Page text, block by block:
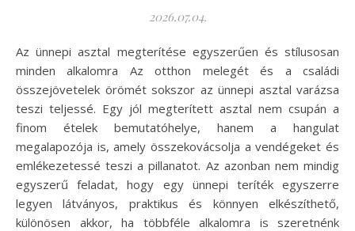
2026.07.04.
Az ünnepi asztal megterítése egyszerűen és stílusosan
minden alkalomra Az otthon melegét és a családi
összejövetelek örömét sokszor az ünnepi asztal varázsa
teszi teljessé. Egy jól megterített asztal nem csupán a
finom ételek bemutatóhelye, hanem a hangulat
megalapozója is, amely összekovácsolja a vendégeket és
emlékezetessé teszi a pillanatot. Az azonban nem mindig
egyszerű feladat, hogy egy ünnepi teríték egyszerre
legyen látványos, praktikus és könnyen elkészíthető,
különösen akkor, ha többféle alkalomra is szeretnénk